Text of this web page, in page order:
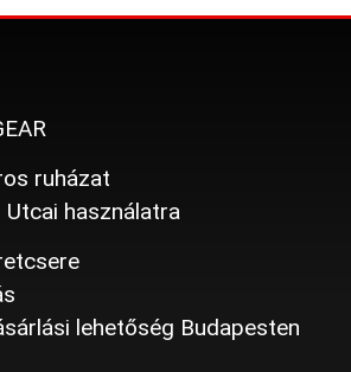
ruházat
Utcai használatra
lehetőség Budapesten